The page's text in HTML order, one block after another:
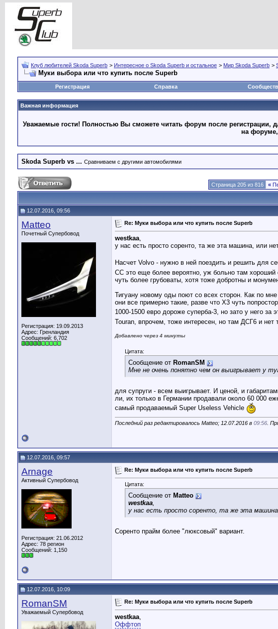
Клуб любителей Skoda Superb > Интересное о Skoda Superb и остальное > Мир Skoda Superb >
Муки выбора или что купить после Superb
Регистрация
Справка
Важная информация
Уважаемые гости! Полностью Вы сможете читать форум после регистрации,
на форуме,
Skoda Superb vs ... Сравниваем с другими автомобилями
Страница 205 из 816 «
12.07.2016, 09:56
Matteo
Почетный Супербовод
Регистрация: 19.09.2013
Адрес: Гренландия
Сообщений: 6,702
Re: Муки выбора или что купить после Superb
westkaa,
у нас есть просто соренто, та же эта машина, или
Насчет Volvo - нужно в ней поездить и решить для
CC это еще более вероятно, уж больно там
чуть более грубоваты, хотя тоже добротны и
Тигуану новому оды поют со всех сторон. Как по
они все примерно такие, разве что Х3 чуть
1000-1500 евро дороже суперба-3, но зато у него
Touran, впрочем, тоже интересен, но там ДСГ6 и нет
Добавлено через 4 минуты
Цитата:
Сообщение от RomanSM
Мне не очень понятно чем он выигрывает у
для супруги - всем выигрывает. И ценой, и
ли, их только в Германии продавали около 60 000
самый продаваемый Super Useless Vehicle
Последний раз редактировалось Matteo; 12.07.2016 в 09:56 .
12.07.2016, 09:57
Arnage
Активный Супербовод
Регистрация: 21.06.2012
Адрес: 78 регион
Сообщений: 1,150
Re: Муки выбора или что купить после Superb
Цитата:
Сообщение от Matteo
westkaa,
у нас есть просто соренто, та же эта
Соренто прайм более "люксовый" вариант.
12.07.2016, 10:09
RomanSM
Уважаемый Супербовод
Re: Муки выбора или что купить после Superb
westkaa,
Оффтоп